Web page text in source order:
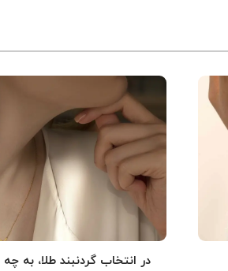
در انتخاب گردنبند طلا‌، به